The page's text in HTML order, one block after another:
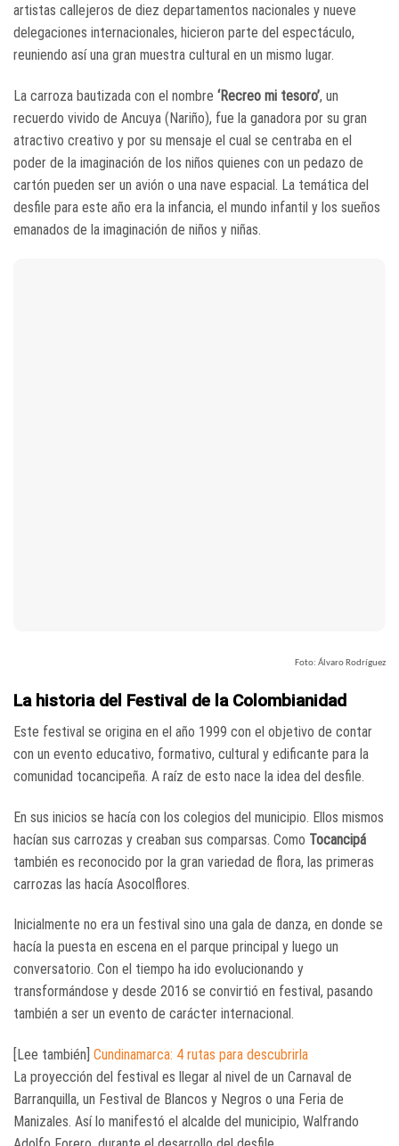
artistas callejeros de diez departamentos nacionales y nueve
delegaciones internacionales, hicieron parte del espectáculo,
reuniendo así una gran muestra cultural en un mismo lugar.
La carroza bautizada con el nombre ‘Recreo mi tesoro’, un
recuerdo vivido de Ancuya (Nariño), fue la ganadora por su gran
atractivo creativo y por su mensaje el cual se centraba en el
poder de la imaginación de los niños quienes con un pedazo de
cartón pueden ser un avión o una nave espacial. La temática del
desfile para este año era la infancia, el mundo infantil y los sueños
emanados de la imaginación de niños y niñas.
Foto: Álvaro Rodríguez
La historia del Festival de la Colombianidad
Este festival se origina en el año 1999 con el objetivo de contar
con un evento educativo, formativo, cultural y edificante para la
comunidad tocancipeña. A raíz de esto nace la idea del desfile.
En sus inicios se hacía con los colegios del municipio. Ellos mismos
hacían sus carrozas y creaban sus comparsas. Como Tocancipá
también es reconocido por la gran variedad de flora, las primeras
carrozas las hacía Asocolflores.
Inicialmente no era un festival sino una gala de danza, en donde se
hacía la puesta en escena en el parque principal y luego un
conversatorio. Con el tiempo ha ido evolucionando y
transformándose y desde 2016 se convirtió en festival, pasando
también a ser un evento de carácter internacional.
[Lee también] Cundinamarca: 4 rutas para descubrirla
La proyección del festival es llegar al nivel de un Carnaval de
Barranquilla, un Festival de Blancos y Negros o una Feria de
Manizales. Así lo manifestó el alcalde del municipio, Walfrando